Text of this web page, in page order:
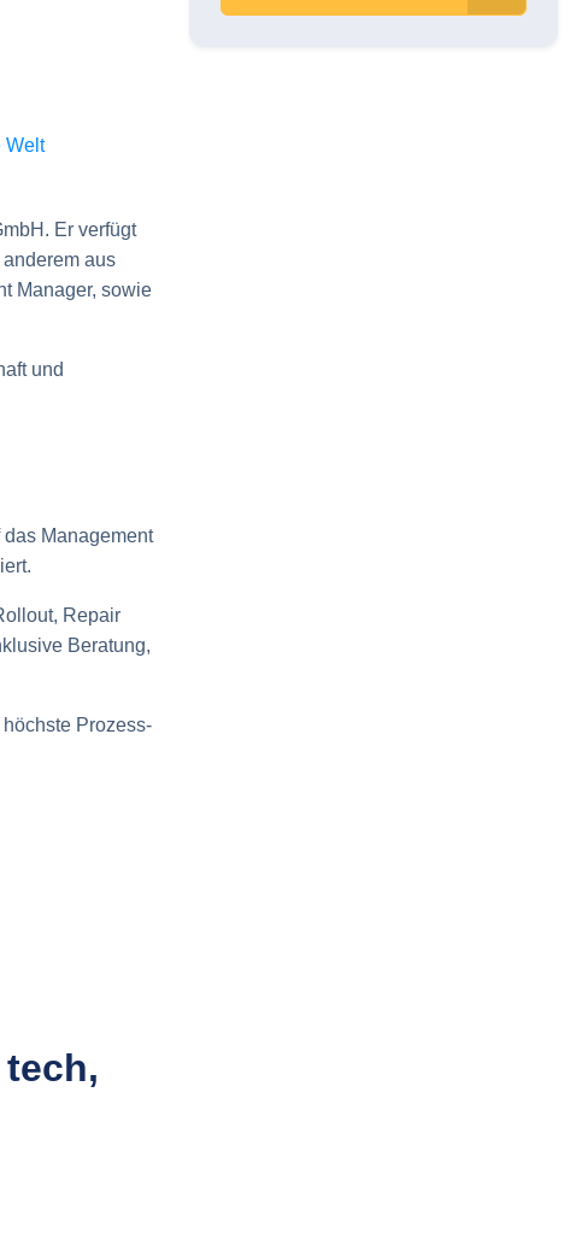
Er verfügt
aus
Manager, sowie
und
Management
Repair
Beratung,
Prozess-